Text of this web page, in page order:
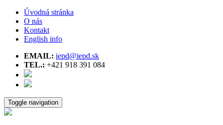
Úvodná stránka
O nás
Kontakt
English info
EMAIL: iepd@iepd.sk
TEL.: +421 918 391 084
Toggle navigation